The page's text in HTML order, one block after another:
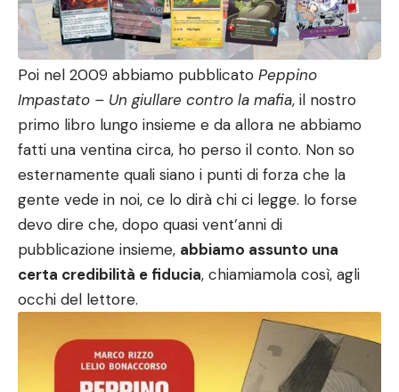
Poi nel 2009 abbiamo pubblicato Peppino
Impastato – Un giullare contro la mafia, il nostro
primo libro lungo insieme e da allora ne abbiamo
fatti una ventina circa, ho perso il conto. Non so
esternamente quali siano i punti di forza che la
gente vede in noi, ce lo dirà chi ci legge. Io forse
devo dire che, dopo quasi vent’anni di
pubblicazione insieme, abbiamo assunto una
certa credibilità e fiducia, chiamiamola così, agli
occhi del lettore.